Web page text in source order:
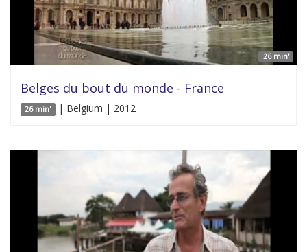
26 min'
Belges du bout du monde - France
26 min' | Belgium | 2012